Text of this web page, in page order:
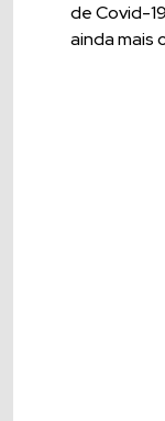
de Covid-
ainda mais